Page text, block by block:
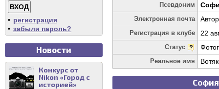
• регистрация
• забыли пароль?
Новости
Конкурс от
Nikon «Город с
историей»
Псевдоним
Электронная почта
Регистрация в клубе 22
Статус
Реальное имя